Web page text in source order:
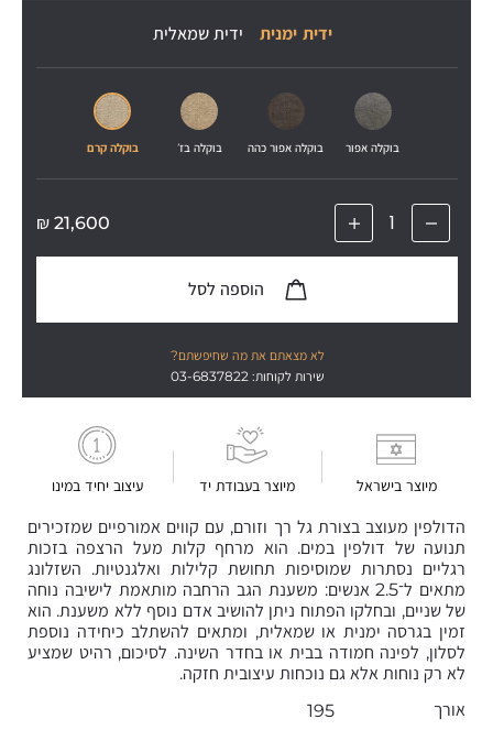
מיוצר בישראל מיוצר בעבודת יד עיצוב יחיד במינו
ידית ימנית ידית שמאלית
בוקלה אפור בוקלה אפור כהה בוקלה בז׳ בוקלה קרם
21,600
₪
לא מצאתם את מה שחיפשתם?
שירות לקוחות: 03-6837822
הדולפין מעוצב בצורת גל רך וזורם, עם קווים אמורפיים שמזכירים
תנועה של דולפין במים. הוא מרחף קלות מעל הרצפה בזכות
רגליים נסתרות שמוסיפות תחושת קלילות ואלגנטיות. השזלונג
מתאים ל־2.5 אנשים: משענת הגב הרחבה מותאמת לישיבה נוחה
של שניים, ובחלקו הפתוח ניתן להושיב אדם נוסף ללא משענת. הוא
זמין בגרסה ימנית או שמאלית, ומתאים להשתלב כיחידה נוספת
לסלון, לפינה חמודה בבית או בחדר השינה. לסיכום, רהיט שמציע
לא רק נוחות אלא גם נוכחות עיצובית חזקה.
אורך
195